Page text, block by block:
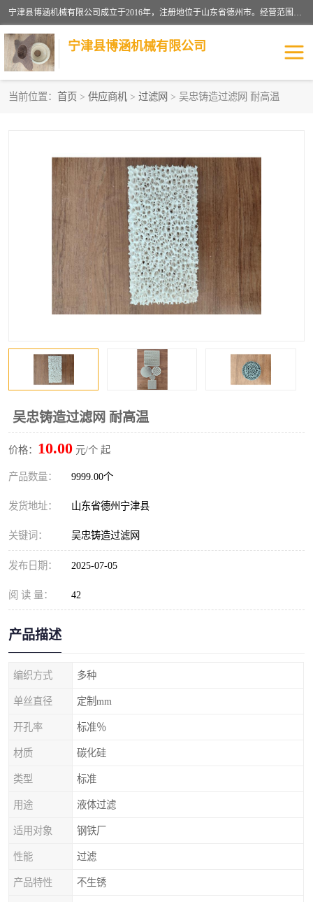
宁津县博涵机械有限公司成立于2016年，注册地位于山东省德州市。经营范围包括：机械设备研发、生产及销售，铸造用造型材料生产、销售，玻璃纤维及制品制造、销售，汽车零配件零售，机械零件、零部件加工，机械零件、零部件销售等；主要产品有：纤维过滤网,陶瓷过滤器,泡沫陶瓷过滤器,耐高温纤维过滤器,铸铁过滤器,铸铜过滤网,铸铝过滤网,铝轮毂过滤网,高效过滤网,高效陶瓷过滤网,高效纤维过滤网。
宁津县博涵机械有限公司
当前位置： 首页 > 供应商机 > 过滤网 > 吴忠铸造过滤网 耐高温
吴忠铸造过滤网 耐高温
价格： 10.00 元/个 起
产品数量： 9999.00个
发货地址： 山东省德州宁津县
关键词： 吴忠铸造过滤网
发布日期： 2025-07-05
阅 读 量： 42
产品描述
编织方式 多种
单丝直径 定制mm
开孔率 标准％
材质 碳化硅
类型 标准
用途 液体过滤
适用对象 钢铁厂
性能 过滤
产品特性 不生锈
纤维网 挡渣棉
避脏网